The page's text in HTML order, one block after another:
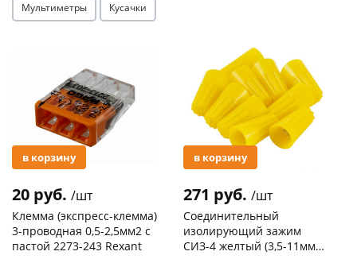
Мультиметры Кусачки
в корзину
20 руб. /шт
Клемма (экспресс-клемма)
3-проводная 0,5-2,5мм2 с
пастой 2273-243 Rexant
в корзину
271 руб. /шт
Соединительный
изолирующий зажим
СИЗ-4 желтый (3,5-11мм2)